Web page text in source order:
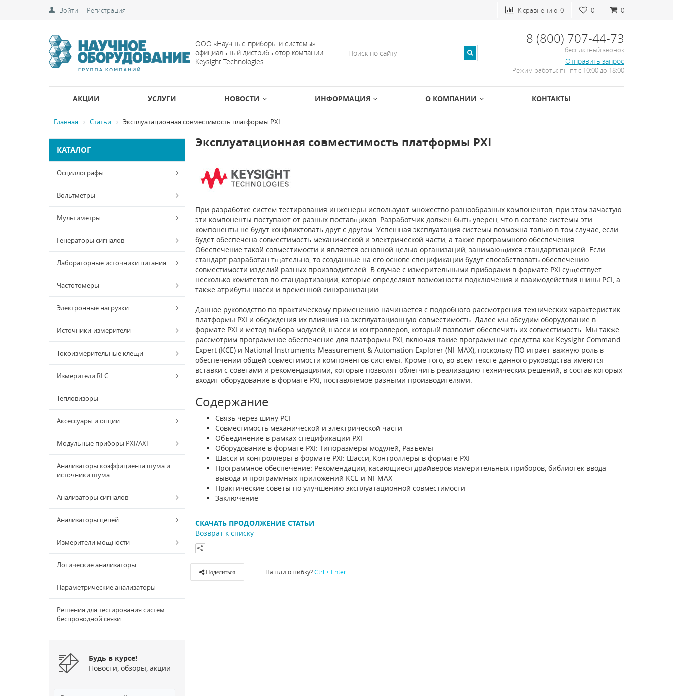
Войти Регистрация 0
0
К сравнению: 0
ООО «Научные приборы и системы» -
официальный дистрибьютор компании
Keysight Technologies
8 (800) 707-44-73
бесплатный звонок
Отправить запрос
Режим работы: пн-пт с 10:00 до 18:00
АКЦИИ УСЛУГИ НОВОСТИ ИНФОРМАЦИЯ О КОМПАНИИ КОНТАКТЫ
Главная Статьи Эксплуатационная совместимость платформы PXI
КАТАЛОГ
Осциллографы
Вольтметры
Мультиметры
Генераторы сигналов
Лабораторные источники питания
Частотомеры
Электронные нагрузки
Источники-измерители
Токоизмерительные клещи
Измерители RLC
Тепловизоры
Аксессуары и опции
Модульные приборы PXI/AXI
Анализаторы коэффициента шума и
источники шума
Анализаторы сигналов
Анализаторы цепей
Измерители мощности
Логические анализаторы
Параметрические анализаторы
Решения для тестирования систем
беспроводной связи
Будь в курсе!
Новости, обзоры, акции
Эксплуатационная совместимость платформы PXI
При разработке систем тестирования инженеры используют множество разнообразных компонентов, при этом зачастую
эти компоненты поступают от разных поставщиков. Разработчик должен быть уверен, что в составе системы эти
компоненты не будут конфликтовать друг с другом. Успешная эксплуатация системы возможна только в том случае, если
будет обеспечена совместимость механической и электрической части, а также программного обеспечения.
Обеспечение такой совместимости и является основной целью организаций, занимающихся стандартизацией. Если
стандарт разработан тщательно, то созданные на его основе спецификации будут способствовать обеспечению
совместимости изделий разных производителей. В случае с измерительными приборами в формате PXI существует
несколько комитетов по стандартизации, которые определяют возможности подключения и взаимодействия шины PCI, а
также атрибуты шасси и временной синхронизации.
Данное руководство по практическому применению начинается с подробного рассмотрения технических характеристик
платформы PXI и обсуждения их влияния на эксплуатационную совместимость. Далее мы обсудим оборудование в
формате PXI и метод выбора модулей, шасси и контроллеров, который позволит обеспечить их совместимость. Мы также
рассмотрим программное обеспечение для платформы PXI, включая такие программные средства как Keysight Command
Expert (KCE) и National Instruments Measurement & Automation Explorer (NI-MAX), поскольку ПО играет важную роль в
обеспечении общей совместимости компонентов системы. Кроме того, во всем тексте данного руководства имеются
вставки с советами и рекомендациями, которые позволят облегчить реализацию технических решений, в состав которых
входит оборудование в формате PXI, поставляемое разными производителями.
Содержание
Связь через шину PCI
Совместимость механической и электрической части
Объединение в рамках спецификации PXI
Оборудование в формате PXI: Типоразмеры модулей, Разъемы
Шасси и контроллеры в формате PXI: Шасси, Контроллеры в формате PXI
Программное обеспечение: Рекомендации, касающиеся драйверов измерительных приборов, библиотек ввода-
вывода и программных приложений KСЕ и NI-MAX
Практические советы по улучшению эксплуатационной совместимости
Заключение
СКАЧАТЬ ПРОДОЛЖЕНИЕ СТАТЬИ
Возврат к списку
Поделиться Нашли ошибку?Ctrl + Enter